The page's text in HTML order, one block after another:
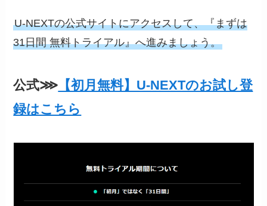
U-NEXTの公式サイトにアクセスして、『まずは
31日間 無料トライアル』へ進みましょう。
公式⋙ 【初月無料】U-NEXTのお試し登
録はこちら